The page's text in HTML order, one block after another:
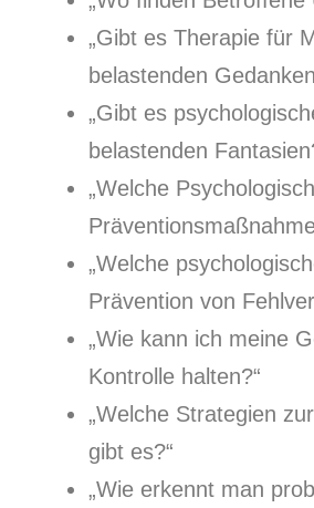
„Gibt es Therapie für
belastenden
„Gibt es
belastenden
„Welche
„Welche
Prävention von
„Wie kann ich meine
Kontrolle halten?“
„Welche Strategien
gibt es?“
„Wie erkennt man